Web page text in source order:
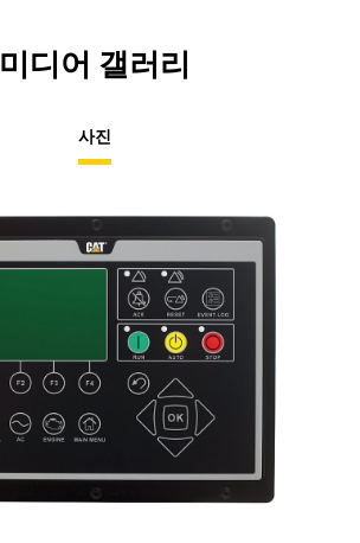
미디어 갤러리
사진